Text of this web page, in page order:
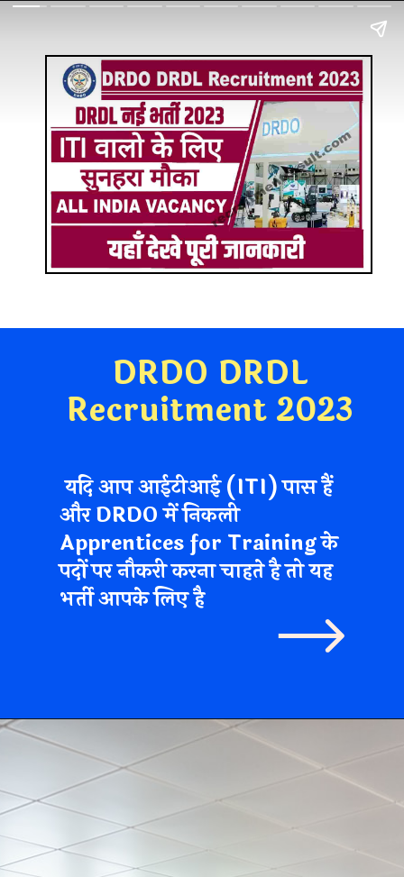
DRDO DRDL
Recruitment 2023
यदि आप आईटीआई (ITI) पास हैं
और DRDO में निकली
Apprentices for Training के
पदों पर नौकरी करना चाहते है तो यह
भर्ती आपके लिए है